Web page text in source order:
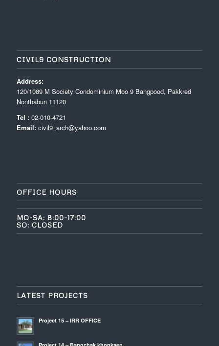
CIVIL9 CONSTRUCTION
Address:
120/1089 M Society Condominium Moo 9 Bangpood, Pakkred
Nonthaburi 11120
Tel :02-010-4721
Email: civil9_arch@yahoo.com
OFFICE HOURS
MO-SA: 8:00-17:00
SO: CLOSED
LATEST PROJECTS
Project 15 – IRR OFFICE